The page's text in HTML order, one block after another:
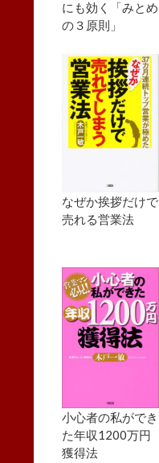
にも効く「みとめ
の３原則」
なぜか挨拶だけで
売れる営業法
小心者の私ができ
た年収1200万円
獲得法